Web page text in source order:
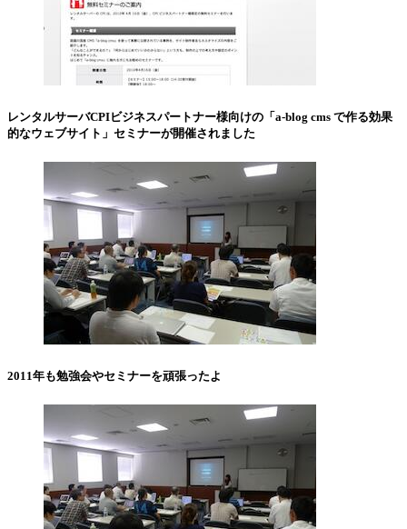
レンタルサーバCPIビジネスパートナー様向けの「a-blog cms で作る効果
的なウェブサイト」セミナーが開催されました
2011年も勉強会やセミナーを頑張ったよ